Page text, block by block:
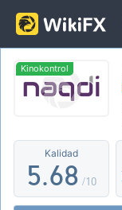
Kinokontrol
Kalidad
0
1
2
4
5.
1
2
3
5
6
3
4
5
6
7
8 /10